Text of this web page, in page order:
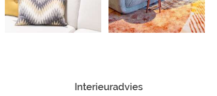
Interieuradvies